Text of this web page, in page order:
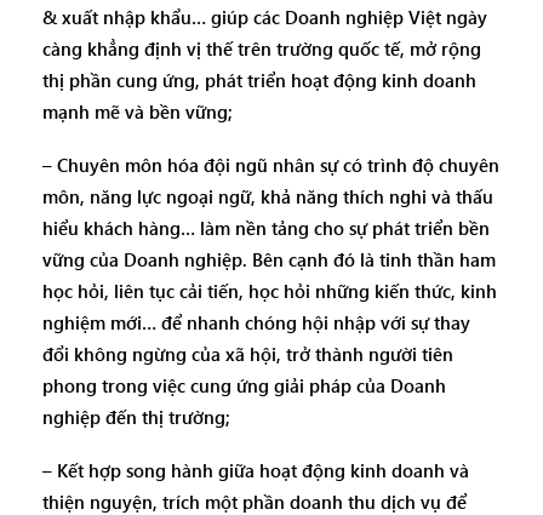
& xuất nhập khẩu… giúp các Doanh nghiệp Việt ngày
càng khẳng định vị thế trên trường quốc tế, mở rộng
thị phần cung ứng, phát triển hoạt động kinh doanh
mạnh mẽ và bền vững;
– Chuyên môn hóa đội ngũ nhân sự có trình độ chuyên
môn, năng lực ngoại ngữ, khả năng thích nghi và thấu
hiểu khách hàng… làm nền tảng cho sự phát triển bền
vững của Doanh nghiệp. Bên cạnh đó là tinh thần ham
học hỏi, liên tục cải tiến, học hỏi những kiến thức, kinh
nghiệm mới… để nhanh chóng hội nhập với sự thay
đổi không ngừng của xã hội, trở thành người tiên
phong trong việc cung ứng giải pháp của Doanh
nghiệp đến thị trường;
– Kết hợp song hành giữa hoạt động kinh doanh và
thiện nguyện, trích một phần doanh thu dịch vụ để